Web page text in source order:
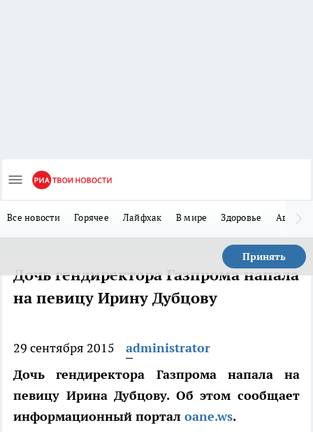
Все новости Горячее Лайфхак В мире Здоровье Авто
Принять
Дочь гендиректора Газпрома напала
на певицу Ирину Дубцову
29 сентября 2015
administrator
Дочь гендиректора Газпрома напала на
певицу Ирина Дубцову. Об этом сообщает
информационный портал oane.ws.